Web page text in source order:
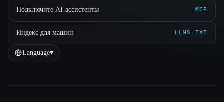
Подключите AI-ассистенты MCP
Индекс для машин LLMS.TXT
Language▾